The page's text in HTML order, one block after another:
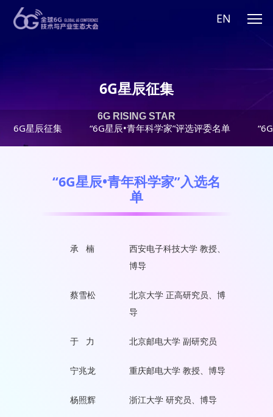
EN
6G星辰征集 “6G星辰•青年科学家”评选评委名单
6G星辰征集
6G RISING STAR
“6G星辰•青年科学家”入选名
单
承 楠
西安电子科技大学 教授、
博导
蔡雪松
北京大学 正高研究员、博
导
于 力 北京邮电大学 副研究员
宁兆龙 重庆邮电大学 教授、博导
杨照辉 浙江大学 研究员、博导